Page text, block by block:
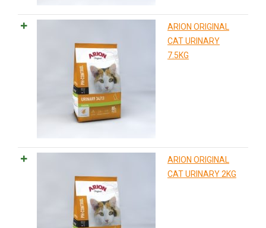
ARION ORIGINAL
CAT URINARY
7.5KG
ARION ORIGINAL
CAT URINARY 2KG